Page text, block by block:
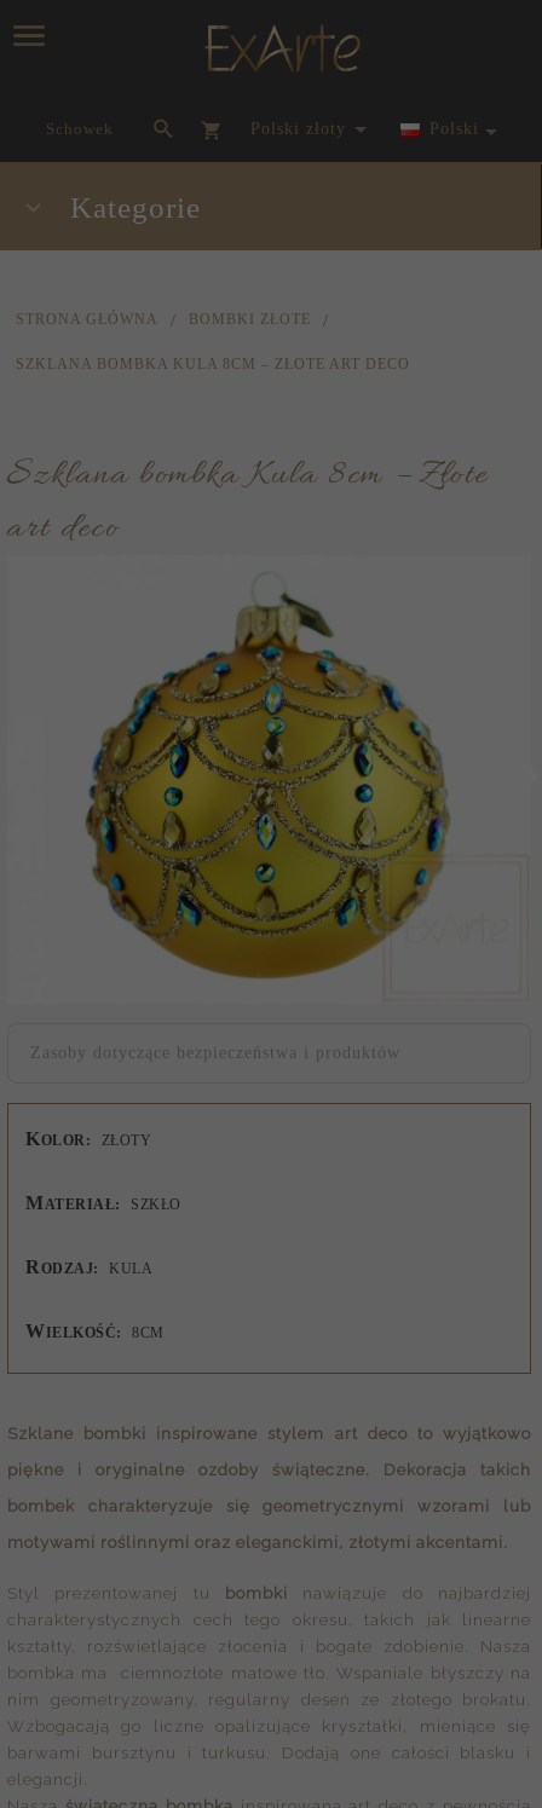
Schowek currency_h
polski złoty Polski
Kategorie
STRONA GŁÓWNA BOMBKI ZŁOTE
SZKLANA BOMBKA KULA 8CM – ZŁOTE ART DECO
Szklana bombka Kula 8cm – Złote
art deco
Zasoby dotyczące bezpieczeństwa i produktów
KOLOR: ZŁOTY
MATERIAŁ: SZKŁO
R ODZAJ: KULA
W IELKOŚĆ: 8CM
Szklane bombki
inspirowane stylem art deco to wyjątkowo
piękne i oryginalne ozdoby świąteczne. Dekoracja takich
bombek charakteryzuje się geometrycznymi wzorami lub
motywami roślinnymi oraz eleganckimi, złotymi akcentami.
Styl prezentowanej tu bombki nawiązuje do najbardziej
charakterystycznych cech tego okresu, takich jak linearne
kształty, rozświetlające złocenia i bogate zdobienie. Nasza
bombka ma ciemnozłote matowe tło. Wspaniale błyszczy na
nim geometryzowany, regularny deseń ze złotego brokatu.
Wzbogacają go liczne opalizujące kryształki, mieniące się
barwami bursztynu i turkusu. Dodają one całości blasku i
elegancji.